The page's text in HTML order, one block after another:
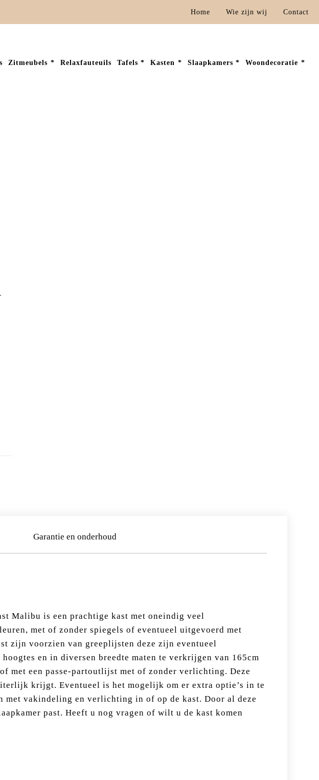
Home Wie zijn wij Contact
Zitmeubels Relaxfauteuils Tafels Kasten Slaapkamers Woondecoratie
Garantie en onderhoud
Malibu is een prachtige kast met oneindig veel
met of zonder spiegels of eventueel uitgevoerd met
zijn voorzien van greeplijsten deze zijn eventueel
en in diversen breedte maten te verkrijgen van 165cm
met een passe-partoutlijst met of zonder verlichting. Deze
krijgt. Eventueel is het mogelijk om er extra optie’s in te
vakindeling en verlichting in of op de kast. Door al deze
past. Heeft u nog vragen of wilt u de kast komen